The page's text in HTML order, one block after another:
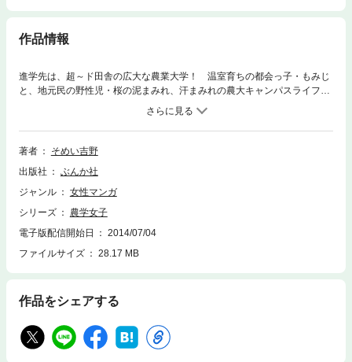
作品情報
進学先は、超～ド田舎の広大な農業大学！ 温室育ちの都会っ子・もみじ
と、地元民の野性児・桜の泥まみれ、汗まみれの農大キャンパスライフ！
通学途中で遭難！？ キャンパス内に豚や羊がうろうろ……。今日もあ
りえない事件が起こりまくり！？ 注目の新感覚4コマが登場！！
著者
そめい吉野
出版社
ぶんか社
ジャンル
女性マンガ
シリーズ
農学女子
電子版配信開始日
2014/07/04
ファイルサイズ
28.17 MB
作品をシェアする